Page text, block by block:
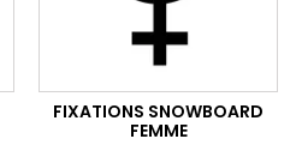
FIXATIONS SNOWBOARD
FEMME